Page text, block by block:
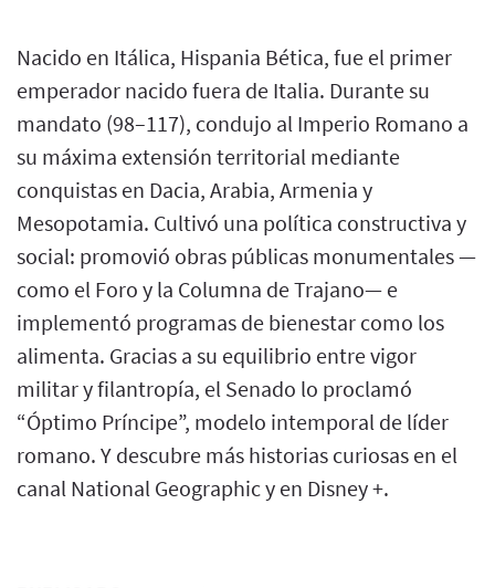
Nacido en Itálica, Hispania Bética, fue el primer
emperador nacido fuera de Italia. Durante su
mandato (98–117), condujo al Imperio Romano a
su máxima extensión territorial mediante
conquistas en Dacia, Arabia, Armenia y
Mesopotamia. Cultivó una política constructiva y
social: promovió obras públicas monumentales —
como el Foro y la Columna de Trajano— e
implementó programas de bienestar como los
alimenta. Gracias a su equilibrio entre vigor
militar y filantropía, el Senado lo proclamó
“Óptimo Príncipe”, modelo intemporal de líder
romano. Y descubre más historias curiosas en el
canal National Geographic y en Disney +.